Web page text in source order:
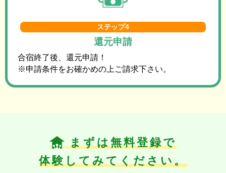
ステップ4
還元申請
合宿終了後、還元申請！
※申請条件をお確かめの上ご請求下さい。
まずは無料登録で
体験してみてください。